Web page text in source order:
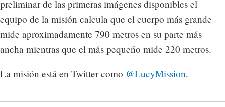
preliminar de las primeras imágenes disponibles el
equipo de la misión calcula que el cuerpo más grande
mide aproximadamente 790 metros en su parte más
ancha mientras que el más pequeño mide 220 metros.
La misión está en Twitter como @LucyMission.